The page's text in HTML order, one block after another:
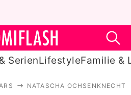
SerienLifestyleFamilie &
NATASCHA OCHSENKNECHT